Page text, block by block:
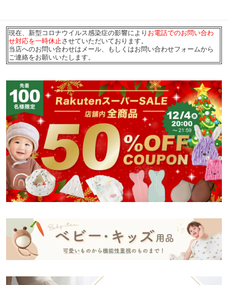
現在、新型コロナウイルス感染症の影響により お電話でのお問い合わ
せ対応を一時休止させていただいております。
当店へのお問い合わせはメール、もしくはお問い合わせフォームから
ご連絡をお願いいたします。